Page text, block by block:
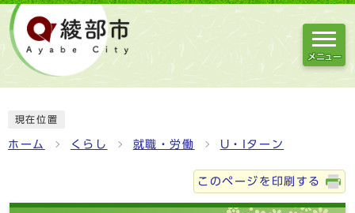
メニュー
現在位置
ホーム くらし 就職・労働 U・Iターン
このページを印刷する